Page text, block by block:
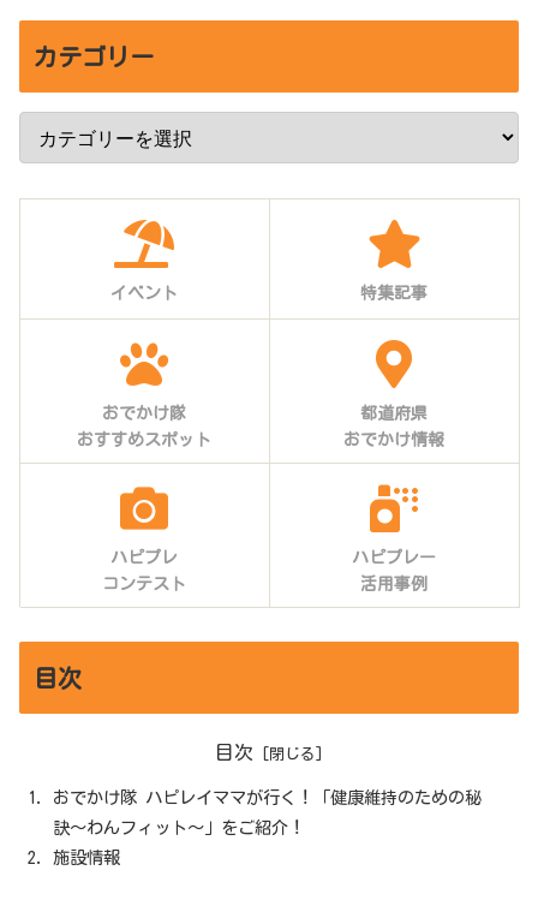
カテゴリー
イベント 特集記事
おでかけ隊
おすすめスポット
都道府県
おでかけ情報
ハピプレ
コンテスト
ハピプレー
活用事例
目次
目次
おでかけ隊 ハピレイママが行く！「健康維持のための秘
訣〜わんフィット〜」をご紹介！
施設情報